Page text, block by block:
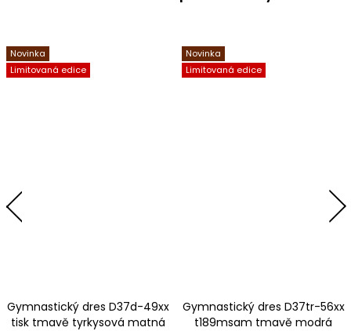
Novinka
Limitovaná edice
Gymnastický dres D37d-49xx
tisk tmavě tyrkysová matná
Novinka
Limitovaná edice
Gymnastický dres D37tr-56xx
t189msam tmavě modrá